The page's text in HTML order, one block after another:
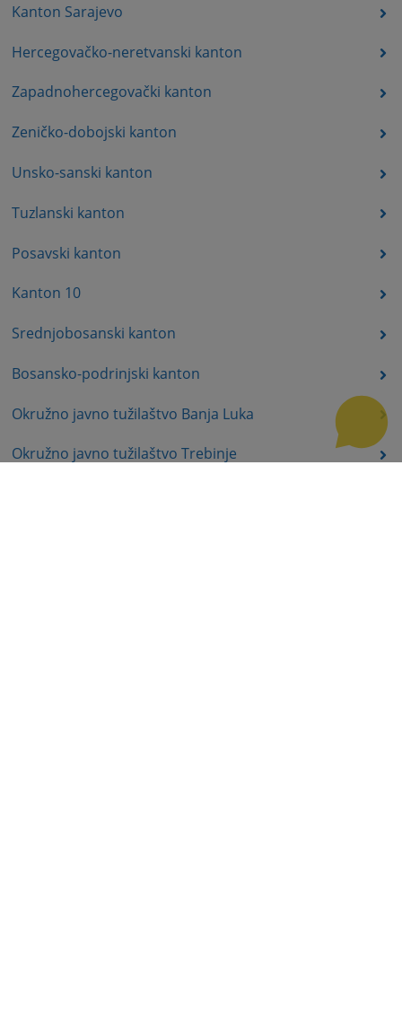
Kanton Sarajevo
Hercegovačko-neretvanski kanton
Zapadnohercegovački kanton
Zeničko-dobojski kanton
Unsko-sanski kanton
Tuzlanski kanton
Posavski kanton
Kanton 10
Srednjobosanski kanton
Bosansko-podrinjski kanton
Okružno javno tužilaštvo Banja Luka
Okružno javno tužilaštvo Trebinje